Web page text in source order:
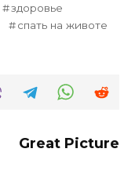
здоровье
спать на животе
Great Picture